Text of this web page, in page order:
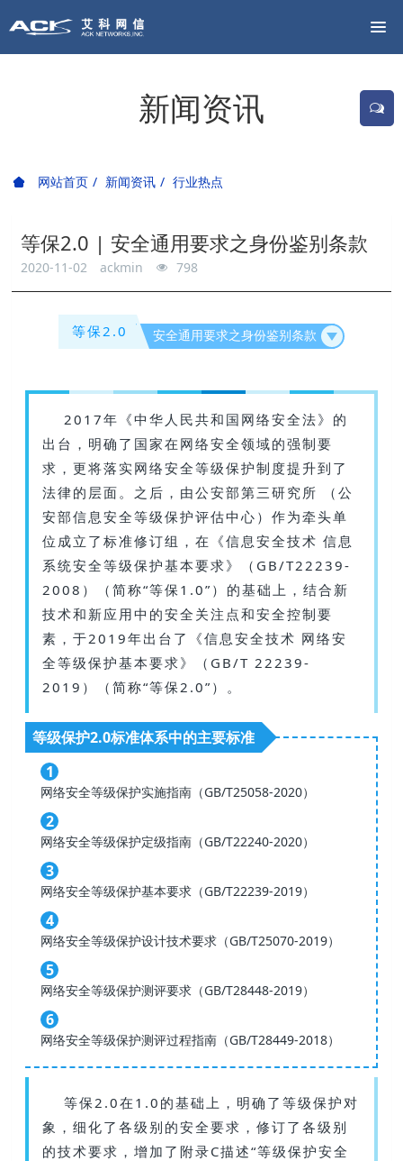
新闻资讯
网站首页 新闻资讯 行业热点
等保2.0 | 安全通用要求之身份鉴别条款
2020-11-02 ackmin 798
等保2.0 安全通用要求之身份鉴别条款
2017年《中华人民共和国网络安全法》的
出台，明确了国家在网络安全领域的强制要
求，更将落实网络安全等级保护制度提升到了
法律的层面。之后，由公安部第三研究所 （公
安部信息安全等级保护评估中心）作为牵头单
位成立了标准修订组，在《信息安全技术 信息
系统安全等级保护基本要求》（GB/T22239-
2008）（简称“等保1.0”）的基础上，结合新
技术和新应用中的安全关注点和安全控制要
素，于2019年出台了《信息安全技术 网络安
全等级保护基本要求》（GB/T 22239-
2019）（简称“等保2.0”）。
等级保护2.0标准体系中的主要标准
1
网络安全等级保护实施指南（GB/T25058-2020）
2
网络安全等级保护定级指南（GB/T22240-2020）
3
网络安全等级保护基本要求（GB/T22239-2019）
4
网络安全等级保护设计技术要求（GB/T25070-2019）
5
网络安全等级保护测评要求（GB/T28448-2019）
6
网络安全等级保护测评过程指南（GB/T28449-2018）
等保2.0在1.0的基础上，明确了等级保护对
象，细化了各级别的安全要求，修订了各级别
的技术要求，增加了附录C描述“等级保护安全